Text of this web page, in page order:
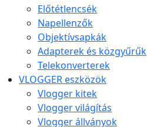
Előtétlencsék
Napellenzők
Objektívsapkák
Adapterek és közgyűrűk
Telekonverterek
VLOGGER eszközök
Vlogger kitek
Vlogger világítás
Vlogger állványok